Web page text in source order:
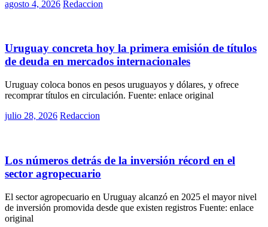
Posted
agosto 4, 2026 Redaccion
Uruguay concreta hoy la primera emisión de títulos
de deuda en mercados internacionales
Uruguay coloca bonos en pesos uruguayos y dólares, y ofrece
recomprar títulos en circulación. Fuente: enlace original
Posted
julio 28, 2026 Redaccion
Los números detrás de la inversión récord en el
sector agropecuario
El sector agropecuario en Uruguay alcanzó en 2025 el mayor nivel
de inversión promovida desde que existen registros Fuente: enlace
original